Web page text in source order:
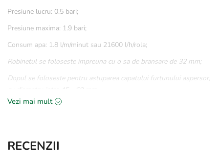
Presiune lucru: 0.5 bari;
Presiune maxima: 1.9 bari;
Consum apa: 1.8 l/m/minut sau 21600 l/h/rola;
Robinetul se foloseste impreuna cu o sa de bransare de 32 mm;
Dopul se foloseste pentru astuparea capatului furtunului aspersor,
Recomandam ca lungimea unui rand sa nu depaseasca 100 m!
Vezi mai mult
RECENZII